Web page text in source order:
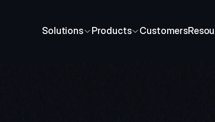
Solutions Products Customers